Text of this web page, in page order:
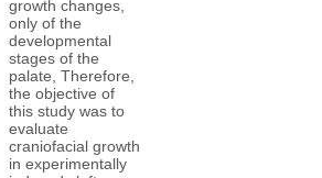
growth changes,
only of the
developmental
stages of the
palate, Therefore,
the objective of
this study was to
evaluate
craniofacial growth
in experimentally